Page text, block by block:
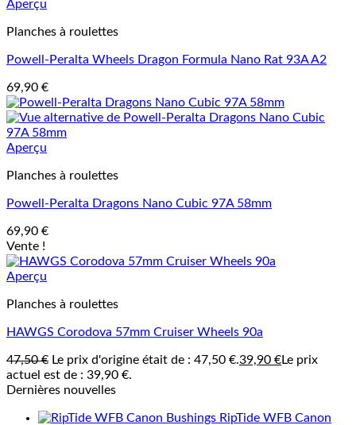
Aperçu
Planches à roulettes
Powell-Peralta Wheels Dragon Formula Nano Rat 93A A2
69,90 €
Aperçu
Planches à roulettes
Powell-Peralta Dragons Nano Cubic 97A 58mm
69,90 €
Vente !
Aperçu
Planches à roulettes
HAWGS Corodova 57mm Cruiser Wheels 90a
47,50€ Le prix d'origine était de : 47,50 €.39,90 €Le prix
actuel est de : 39,90 €.
Dernières nouvelles
RipTide WFB Canon